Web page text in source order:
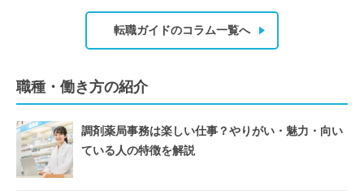
転職ガイドのコラム一覧へ
職種・働き方の紹介
調剤薬局事務は楽しい仕事？やりがい・魅力・向い
ている人の特徴を解説